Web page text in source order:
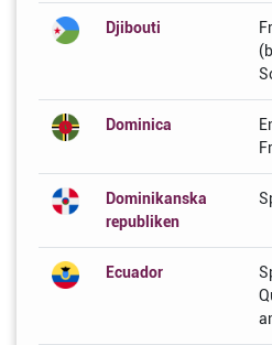
Djibouti
Dominica
Dominikanska
republiken
Ecuador